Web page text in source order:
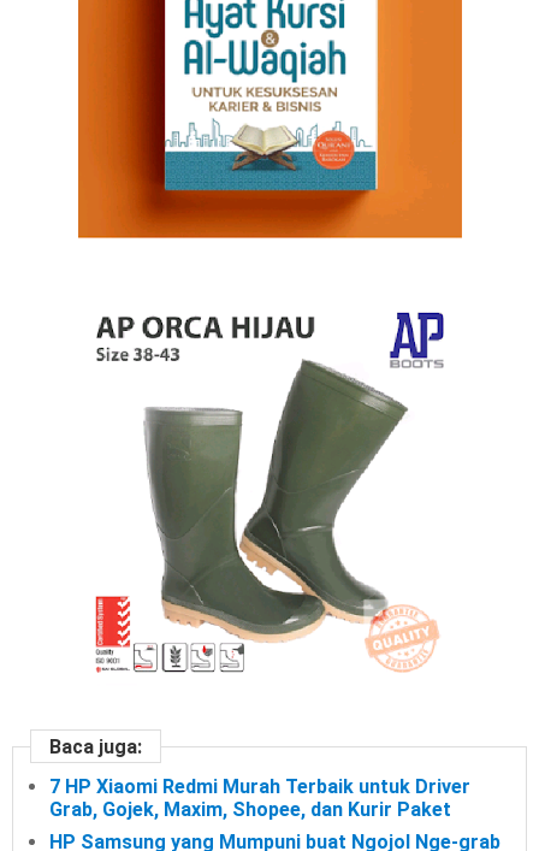
Baca juga:
7 HP Xiaomi Redmi Murah Terbaik untuk Driver
Grab, Gojek, Maxim, Shopee, dan Kurir Paket
HP Samsung yang Mumpuni buat Ngojol Nge-grab